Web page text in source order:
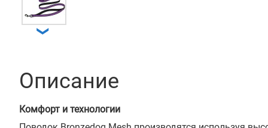
❯
Описание
Комфорт и технологии